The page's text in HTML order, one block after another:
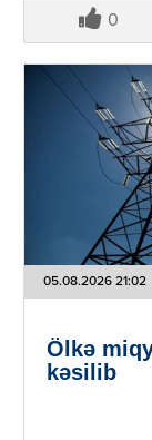
0
05.08.2026 21:02
Ölkə
kəsilib